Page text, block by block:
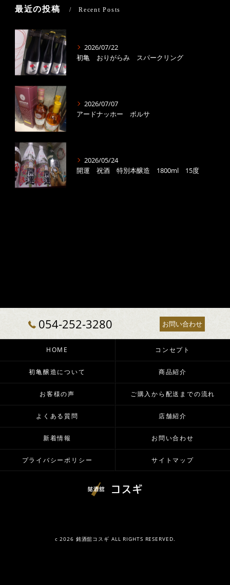
最近の投稿 Recent Posts
2026/07/22
初亀 おりがらみ スパークリング
2026/07/07
アードナッホー ボルサ
2026/05/24
開運 祝酒 特別本醸造 1800ml 15度
054-252-3280 お問い合わせ
HOME コンセプト
初亀醸造について 商品紹介
お客様の声 ご購入から配送までの流れ
よくある質問 店舗紹介
新着情報 お問い合わせ
プライバシーポリシー サイトマップ
c 2026 銘酒舘コスギ ALL RIGHTS RESERVED.